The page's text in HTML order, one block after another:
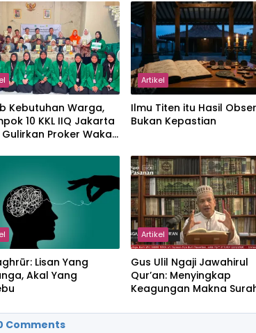
Kebutuhan Warga,
10 KKL IIQ Jakarta
Proker Wakaf
Artikel
Ilmu Titen itu Hasil
Bukan Kepastian
Lisan Yang
Akal Yang
Artikel
Gus Ulil Ngaji Jawahirul
Qur’an: Menyingkap
Keagungan Makna
Comments